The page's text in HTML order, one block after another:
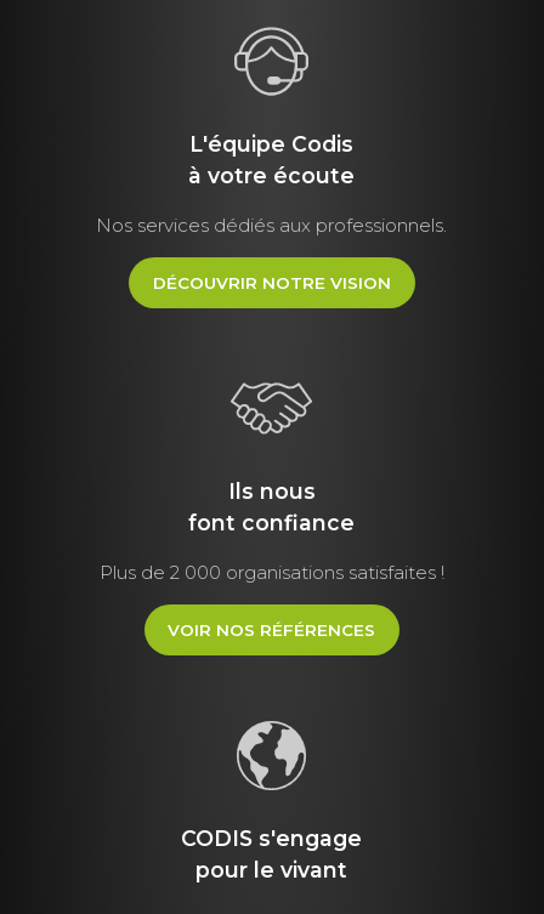
L'équipe Codis
à votre écoute
Nos services dédiés aux professionnels.
DÉCOUVRIR NOTRE VISION
Ils nous
font confiance
Plus de 2 000 organisations satisfaites !
VOIR NOS RÉFÉRENCES
CODIS s'engage
pour le vivant